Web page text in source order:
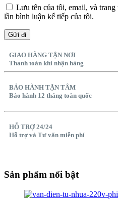
Lưu tên của tôi, email, và
lần bình luận kế tiếp của tôi.
GIAO HÀNG TẬN NƠI
Thanh toán khi nhận hàng
BẢO HÀNH TẬN TÂM
Bảo hành 12 tháng toàn quốc
HỖ TRỢ 24/24
Hỗ trợ và Tư vấn miễn phí
Sản phẩm nổi bật